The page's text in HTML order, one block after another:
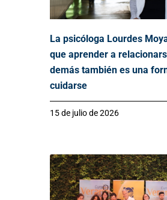
La psicóloga Lourdes
que aprender a
demás también es una
cuidarse
15 de julio de 2026